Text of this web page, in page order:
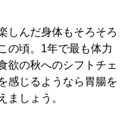
しんだ身体もそろそろ
の頃。1年で最も体力
欲の秋へのシフトチェ
感じるようなら胃腸を
ましょう。